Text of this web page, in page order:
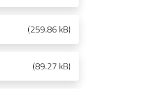
(259.86 kB)
(89.27 kB)